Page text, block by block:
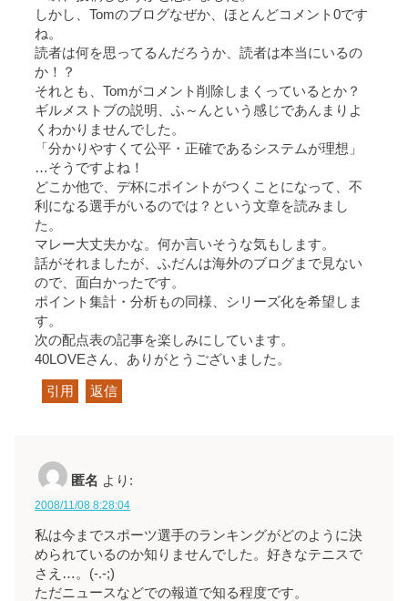
しかし、Tomのブログなぜか、ほとんどコメント0です
ね。
読者は何を思ってるんだろうか、読者は本当にいるの
か！？
それとも、Tomがコメント削除しまくっているとか？
ギルメストブの説明、ふ～んという感じであんまりよ
くわかりませんでした。
「分かりやすくて公平・正確であるシステムが理想」
…そうですよね！
どこか他で、デ杯にポイントがつくことになって、不
利になる選手がいるのでは？という文章を読みまし
た。
マレー大丈夫かな。何か言いそうな気もします。
話がそれましたが、ふだんは海外のブログまで見ない
ので、面白かったです。
ポイント集計・分析もの同様、シリーズ化を希望しま
す。
次の配点表の記事を楽しみにしています。
40LOVEさん、ありがとうございました。
引用 返信
匿名 より:
2008/11/08 8:28:04
私は今までスポーツ選手のランキングがどのように決
められているのか知りませんでした。好きなテニスで
さえ…。(-.-;)
ただニュースなどでの報道で知る程度です。